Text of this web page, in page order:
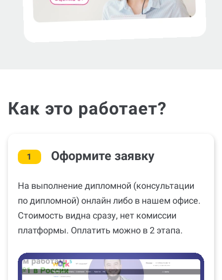
Как это работает?
1 Оформите заявку
На выполнение дипломной (консультации
по дипломной) онлайн либо в нашем офисе.
Стоимость видна сразу, нет комиссии
платформы. Оплатить можно в 2 этапа.